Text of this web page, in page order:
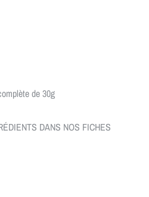
de 30g
DANS NOS FICHES